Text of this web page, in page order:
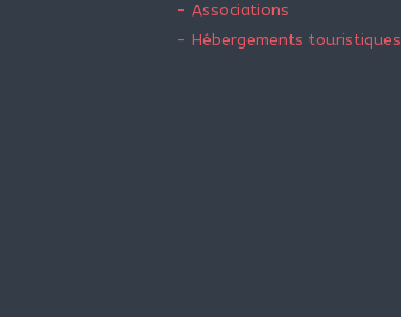
- Associations
- Hébergements touristiques